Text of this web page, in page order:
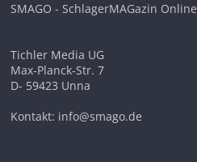
SMAGO - SchlagerMAGazin Online
Tichler Media UG
Max-Planck-Str. 7
D- 59423 Unna
Kontakt: info@smago.de